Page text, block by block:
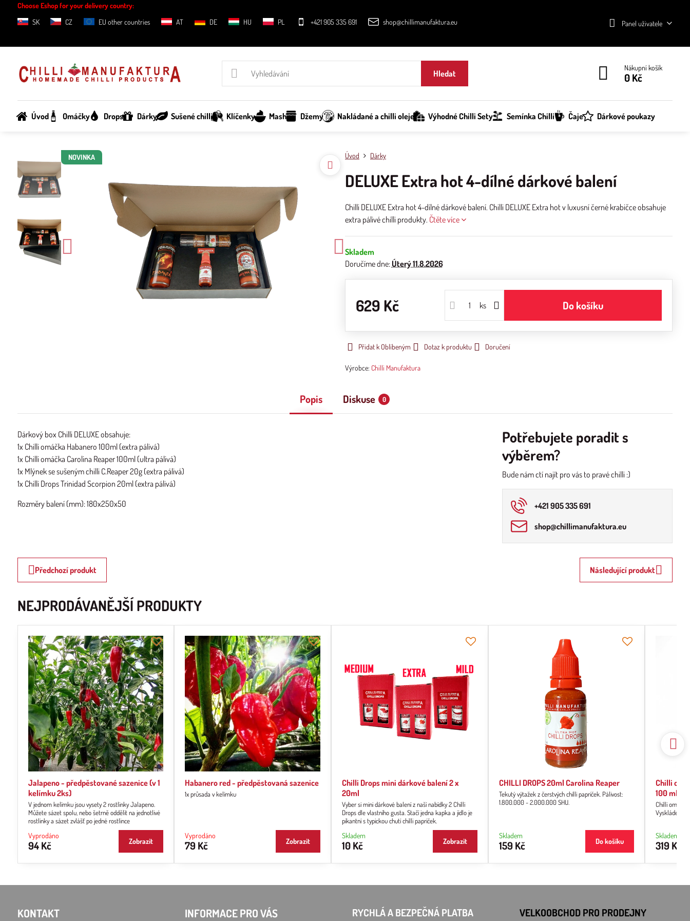
Choose Eshop for your delivery country:
SK
CZ EU other countries AT DE HU PL +421 905 335 691 shop@chillimanufaktura.eu Panel uživatele
Hledat
Nákupní košík
0 Kč
Úvod Omáčky Drops Dárky Sušené chilli Klíčenky Mash Džemy Nakládané a chilli oleje Výhodné Chilli Sety Semínka Chilli Čaje Dárkové poukazy
NOVINKA Úvod Dárky
DELUXE Extra hot 4-dílné dárkové balení
Chilli DELUXE Extra hot 4-dílné dárkové balení. Chilli DELUXE Extra hot v luxusní černé krabičce obsahuje
extra pálivé chilli produkty. Čtěte více
Skladem
Doručíme dne: Úterý11.8.2026
629 Kč ks Do košíku
Přidat k Oblíbeným Dotaz k produktu Doručení
Výrobce: Chilli Manufaktura
Popis Diskuse 0
Dárkový box Chilli DELUXE obsahuje:
1x Chilli omáčka Habanero 100ml (extra pálivá)
1x Chilli omáčka Carolina Reaper 100ml (ultra pálivá)
1x Mlýnek se sušeným chilli C.Reaper 20g (extra pálivá)
1x Chilli Drops Trinidad Scorpion 20ml (extra pálivá)
Rozměry balení (mm): 180x250x50
Potřebujete poradit s
výběrem?
Bude nám ctí najít pro vás to pravé chilli :)
+421 905 335 691
shop​@chillimanufaktura​.eu
Předchozí produkt Následující produkt
NEJPRODÁVANĚJŠÍ PRODUKTY
Jalapeno - předpěstované sazenice (v 1
kelímku 2ks)
V jednom kelímku jsou vysety 2 rostlinky Jalapeno.
Můžete sázet spolu, nebo šetrně oddělit na jednotlivé
rostlinky a sázet zvlášť po jedné rostlince
Vyprodáno
94 Kč Zobrazit
Habanero red - předpěstovaná sazenice
1x průsada v kelímku
Vyprodáno
79 Kč Zobrazit
Chilli Drops mini dárkové balení 2 x
20ml
Vyber si mini dárkové balení z naší nabídky 2 Chilli
Drops dle vlastního gusta. Stačí jedna kapka a jídlo je
pikantní s typickou chutí chilli papriček.
Skladem
10 Kč Zobrazit
CHILLI DROPS 20ml Carolina Reaper
Tekutý výtažek z čerstvých chilli papriček. Pálivost:
1.800.000 - 2.000.000 SHU.
Skladem
159 Kč Do košíku
Chilli
100 ml
Chilli omáčky
Vyskládej si
Skladem
319 Kč
KONTAKT INFORMACE PRO VÁS RYCHLÁ A BEZPEČNÁ PLATBA VELKOOBCHOD PRO PRODEJNY